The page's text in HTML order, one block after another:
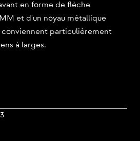
en forme de flèche
et d'un noyau métallique
conviennent particulièrement
à larges.